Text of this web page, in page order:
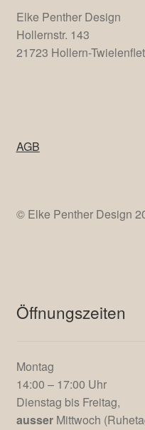
Dezember 2022
Elke Penther Design